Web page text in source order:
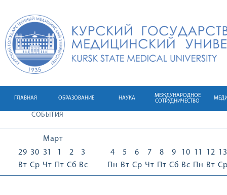
ГЛАВНАЯ ОБРАЗОВАНИЕ НАУКА
МЕЖДУНАРОДНОЕ
СОТРУДНИЧЕСТВО
СОБЫТИЯ
Март
29
Вт
30
Ср
31
Чт
1
Пт
2
Сб
3
Вс
4
Пн
5
Вт
6
Ср
7
Чт
8
Пт
9
Сб
10
Вс
11
Пн
12
Вт
13
Ср